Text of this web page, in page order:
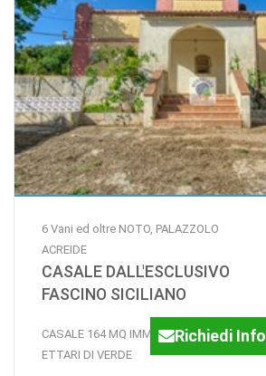
6 Vani ed oltre NOTO, PALAZZOLO
ACREIDE
CASALE DALL'ESCLUSIVO
FASCINO SICILIANO
CASALE 164 MQ IMMERSO IN 2,2
ETTARI DI VERDE
Richiedi Info